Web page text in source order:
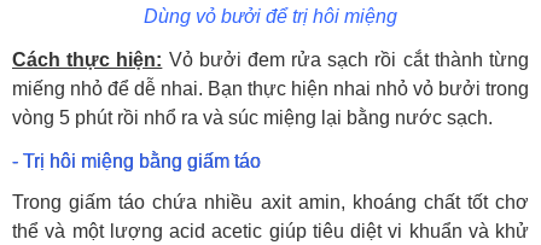
Dùng vỏ bưởi để trị hôi miệng
Cách thực hiện: Vỏ bưởi đem rửa sạch rồi cắt thành từng
miếng nhỏ để dễ nhai. Bạn thực hiện nhai nhỏ vỏ bưởi trong
vòng 5 phút rồi nhổ ra và súc miệng lại bằng nước sạch.
- Trị hôi miệng bằng giấm táo
Trong giấm táo chứa nhiều axit amin, khoáng chất tốt chơ
thể và một lượng acid acetic giúp tiêu diệt vi khuẩn và khử